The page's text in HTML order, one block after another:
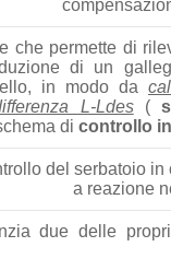
che permette di
di un
in modo da
L-Ldes(
di controllo
due delle